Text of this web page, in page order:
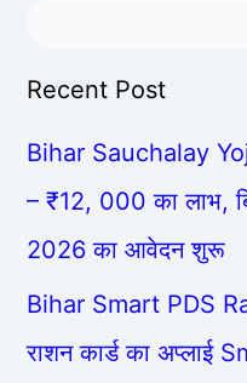
Recent Post
Bihar Sauchalay
– ₹12, 000 का लाभ,
2026 का आवेदन शुरू
Bihar Smart PDS
राशन कार्ड का अप्लाई